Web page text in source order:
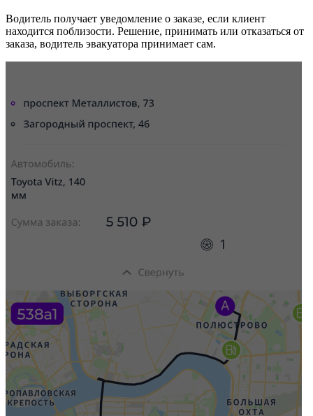
Водитель получает уведомление о заказе, если клиент
находится поблизости. Решение, принимать или отказаться от
заказа, водитель эвакуатора принимает сам.